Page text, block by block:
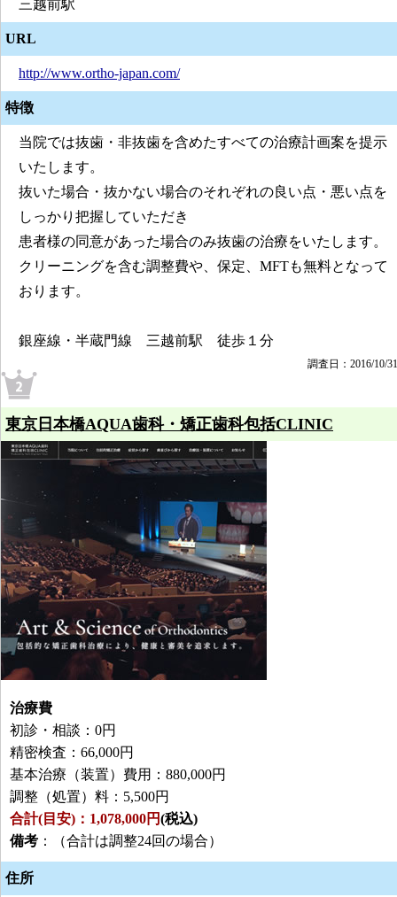
三越前駅
URL
http://www.ortho-japan.com/
特徴
当院では抜歯・非抜歯を含めたすべての治療計画案を提示
いたします。
抜いた場合・抜かない場合のそれぞれの良い点・悪い点を
しっかり把握していただき
患者様の同意があった場合のみ抜歯の治療をいたします。
クリーニングを含む調整費や、保定、MFTも無料となって
おります。
銀座線・半蔵門線 三越前駅 徒歩１分
調査日：2016/10/31
東京日本橋AQUA歯科・矯正歯科包括CLINIC
治療費
初診・相談：0円
精密検査：66,000円
基本治療（装置）費用：880,000円
調整（処置）料：5,500円
合計(目安)：1,078,000円(税込)
備考 ：（合計は調整24回の場合）
住所